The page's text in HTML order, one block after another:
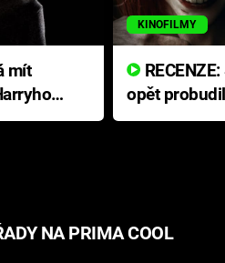
mít
KINOFILMY
opět
přichází s
NA PRIMA COOL